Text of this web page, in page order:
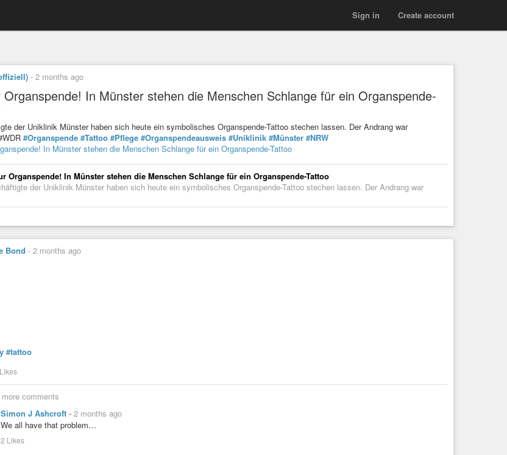
Create account
Sign in
- 2 months ago
In Münster stehen die Menschen Schlange für ein Organspende-
der Uniklinik Münster haben sich heute ein symbolisches Organspende-Tattoo stechen lassen. Der Andrang war
#Organspende #Tattoo #Pflege #Organspendeausweis #Uniklinik #Münster #NRW
In Münster stehen die Menschen Schlange für ein Organspende-Tattoo
Organspende! In Münster stehen die Menschen Schlange für ein Organspende-Tattoo
der Uniklinik Münster haben sich heute ein symbolisches Organspende-Tattoo stechen lassen. Der Andrang war
Bond - 2 months ago
#tattoo
comments
Simon J Ashcroft - 2 months ago
We all have that problem…
2 Likes